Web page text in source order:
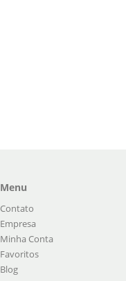
Menu
Contato
Empresa
Minha Conta
Favoritos
Blog